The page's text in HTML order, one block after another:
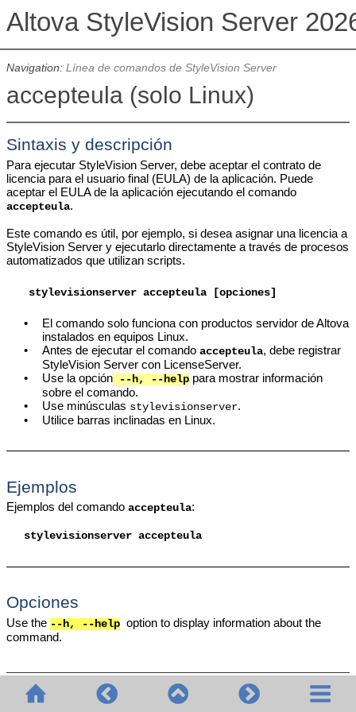
Altova StyleVision Server
Navigation: Línea de comandos de StyleVision Server
accepteula (solo Linux)
Sintaxis y descripción
Para ejecutar StyleVision Server, debe aceptar el contrato de
licencia para el usuario final (EULA) de la aplicación. Puede
aceptar el EULA de la aplicación ejecutando el comando
accepteula.
Este comando es útil, por ejemplo, si desea asignar una licencia a
StyleVision Server y ejecutarlo directamente a través de procesos
automatizados que utilizan scripts.
stylevisionserver accepteula [opciones]
•
El comando solo funciona con productos servidor de Altova
instalados en equipos Linux.
•
Antes de ejecutar el comandoaccepteula, debe registrar
StyleVision Server con LicenseServer.
•
Use la opción --h, --help para mostrar información
sobre el comando.
•
Use minúsculas stylevisionserver.
•
Utilice barras inclinadas en Linux.
Ejemplos
Ejemplos del comando accepteula:
stylevisionserver accepteula
Opciones
Use the --h, --helpoption to display information about the
command.
© 2020-2026 Altova GmbH